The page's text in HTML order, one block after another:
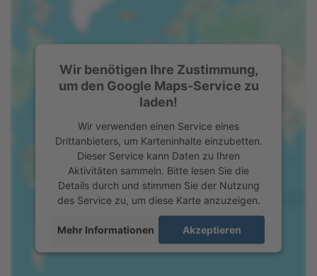
Wir benötigen Ihre Zustimmung,
um den Google Maps-Service zu
laden!
Wir verwenden einen Service eines
Drittanbieters, um Karteninhalte einzubetten.
Dieser Service kann Daten zu Ihren
Aktivitäten sammeln. Bitte lesen Sie die
Details durch und stimmen Sie der Nutzung
des Service zu, um diese Karte anzuzeigen.
Mehr Informationen Akzeptieren